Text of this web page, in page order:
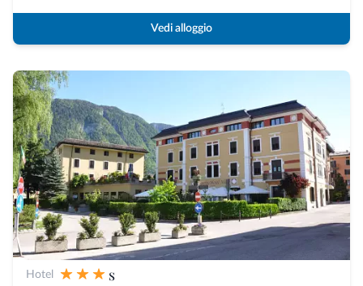
Vedi alloggio
Hotel
s